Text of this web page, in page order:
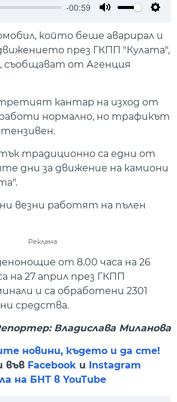
-00:59
който беше аварирал и
през ГКПП "Кулата",
съобщават от Агенция
третият кантар на изход от
нормално, но трафикът
традиционно са едни от
дни за движение на камиони
везни работят на пълен
Реклама
от 8.00 часа на 26
на 27 април през ГКПП
и са обработени 2301
средства.
Владислава Миланова
новини, където и да сте!
във Facebook и
Instagram
на БНТ в YouTube